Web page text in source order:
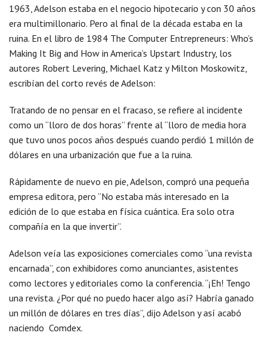
1963, Adelson estaba en el negocio hipotecario y con 30 años
era multimillonario. Pero al final de la década estaba en la
ruina. En el libro de 1984 The Computer Entrepreneurs: Who’s
Making It Big and How in America’s Upstart Industry, los
autores Robert Levering, Michael Katz y Milton Moskowitz,
escribían del corto revés de Adelson:
Tratando de no pensar en el fracaso, se refiere al incidente
como un “lloro de dos horas” frente al “lloro de media hora
que tuvo unos pocos años después cuando perdió 1 millón de
dólares en una urbanización que fue a la ruina.
Rápidamente de nuevo en pie, Adelson, compró una pequeña
empresa editora, pero “No estaba más interesado en la
edición de lo que estaba en física cuántica. Era solo otra
compañía en la que invertir”.
Adelson veía las exposiciones comerciales como “una revista
encarnada”, con exhibidores como anunciantes, asistentes
como lectores y editoriales como la conferencia. “¡Eh! Tengo
una revista. ¿Por qué no puedo hacer algo así? Habría ganado
un millón de dólares en tres días”, dijo Adelson y así acabó
naciendo Comdex.